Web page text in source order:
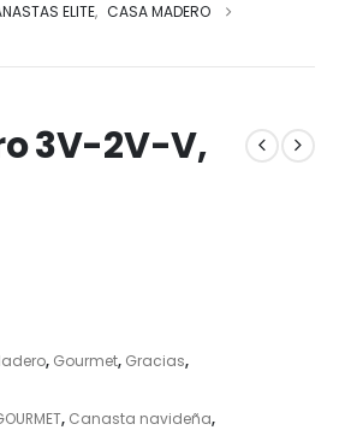
ELITE, CASA MADERO
3V-2V-V,
, Gourmet, Gracias,
, Canasta navideña,